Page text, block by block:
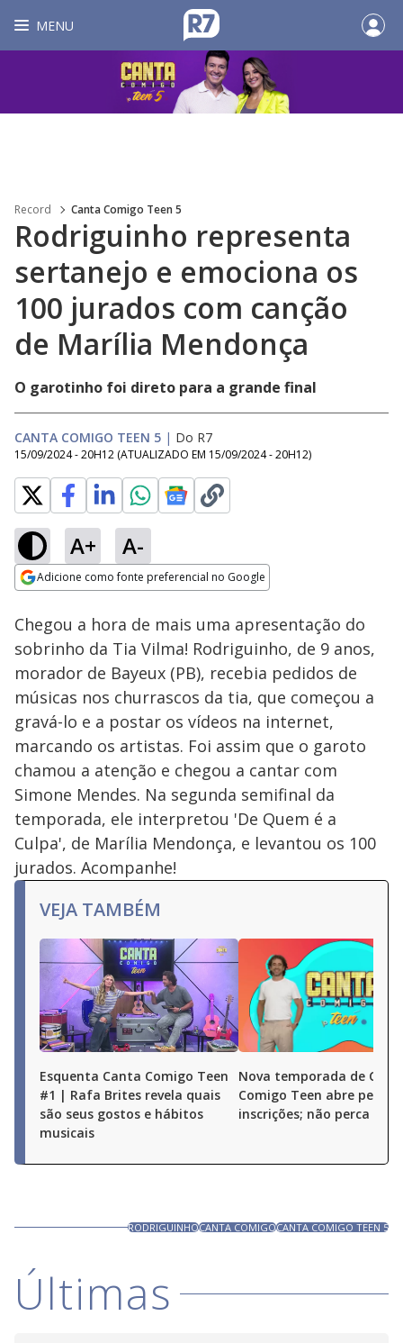
MENU
Record Canta Comigo Teen 5
Rodriguinho representa
sertanejo e emociona os
100 jurados com canção
de Marília Mendonça
O garotinho foi direto para a grande final
CANTA COMIGO TEEN 5 | Do R7
15/09/2024 - 20H12 (ATUALIZADO EM 15/09/2024 - 20H12)
A+ A-
Adicione como fonte preferencial no Google
Ativar
Loaded:
9.96%
Chegou a hora de mais uma apresentação do
sobrinho da Tia Vilma! Rodriguinho, de 9 anos,
morador de Bayeux (PB), recebia pedidos de
músicas nos churrascos da tia, que começou a
gravá-lo e a postar os vídeos na internet,
marcando os artistas. Foi assim que o garoto
chamou a atenção e chegou a cantar com
Simone Mendes. Na segunda semifinal da
temporada, ele interpretou 'De Quem é a
Culpa', de Marília Mendonça, e levantou os 100
jurados. Acompanhe!
VEJA TAMBÉM
Esquenta Canta Comigo Teen
#1 | Rafa Brites revela quais
são seus gostos e hábitos
musicais
Nova temporada de
Comigo Teen abre
inscrições; não perca
RODRIGUINHOCANTA COMIGOCANTA COMIGO TEEN 5
Últimas